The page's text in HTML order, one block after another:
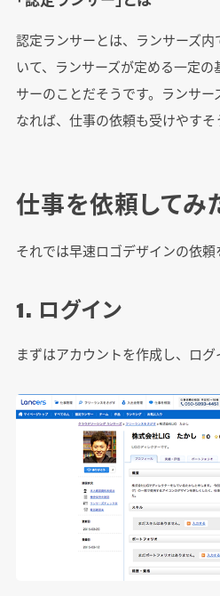
認定ランサーとは、ランサーズ
いて、ランサーズが定める一定
サーのことだそうです。ランサ
なれば、仕事の依頼も受けやすそ
仕事を依頼してみ
それでは早速ロゴデザインの依頼
1. ログイン
まずはアカウントを作成し、ログ